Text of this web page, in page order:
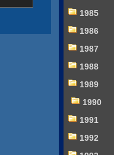
1985
1986
1987
1988
1989
1990
1991
1992